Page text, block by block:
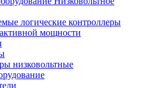
логические контроллеры
мощности
низковольтные